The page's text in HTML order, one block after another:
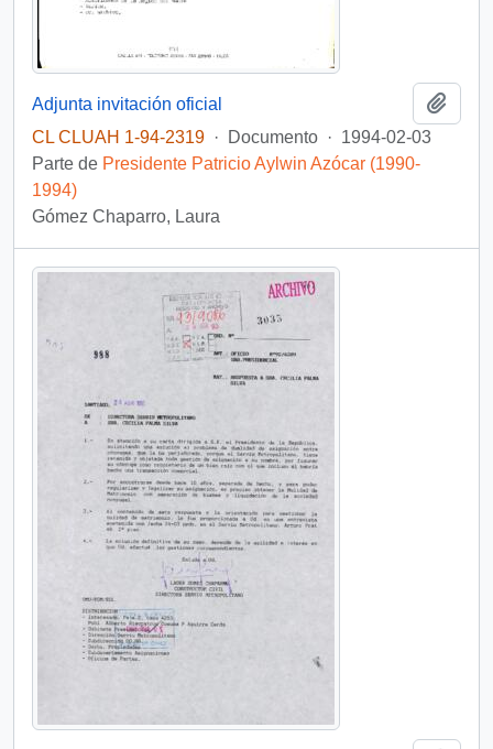
Adjunta invitación oficial
CL CLUAH 1-94-2319 · Documento · 1994-02-03
Parte de Presidente Patricio Aylwin Azócar (1990-
1994)
Gómez Chaparro, Laura